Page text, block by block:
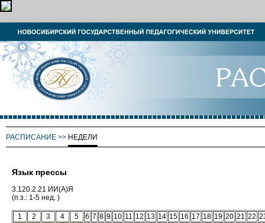
РАСПИСАНИЕ >> НЕДЕЛИ
Язык прессы
3.120.2.21 ИИ(А)Я
(п.з.: 1-5 нед. )
1 2 3 4 5 6 7 8 9 10 11 12 13 14 15 16 17 18 19 20 21 22